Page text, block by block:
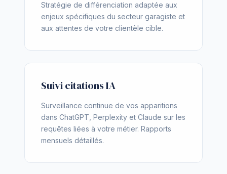
Stratégie de différenciation adaptée aux
enjeux spécifiques du secteur garagiste et
aux attentes de votre clientèle cible.
Suivi citations IA
Surveillance continue de vos apparitions
dans ChatGPT, Perplexity et Claude sur les
requêtes liées à votre métier. Rapports
mensuels détaillés.